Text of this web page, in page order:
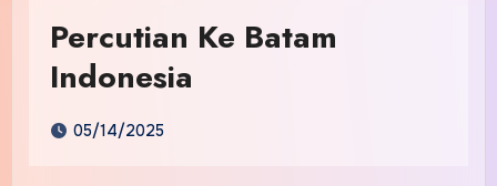
Percutian Ke Batam
Indonesia
05/14/2025